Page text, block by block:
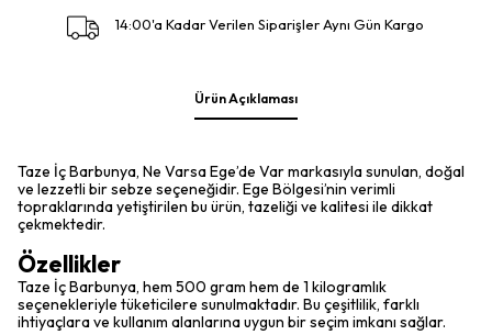
14:00'a Kadar Verilen Siparişler Aynı Gün Kargo
Ürün Açıklaması
Taze İç Barbunya, Ne Varsa Ege’de Var markasıyla sunulan, doğal
ve lezzetli bir sebze seçeneğidir. Ege Bölgesi’nin verimli
topraklarında yetiştirilen bu ürün, tazeliği ve kalitesi ile dikkat
çekmektedir.
Özellikler
Taze İç Barbunya, hem 500 gram hem de 1 kilogramlık
seçenekleriyle tüketicilere sunulmaktadır. Bu çeşitlilik, farklı
ihtiyaçlara ve kullanım alanlarına uygun bir seçim imkanı sağlar.